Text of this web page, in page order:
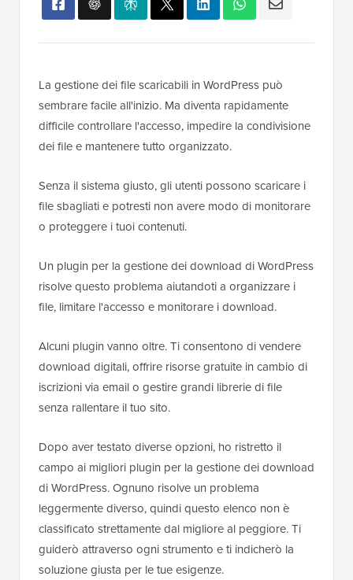
La gestione dei file scaricabili in WordPress può
sembrare facile all'inizio. Ma diventa rapidamente
difficile controllare l'accesso, impedire la condivisione
dei file e mantenere tutto organizzato.
Senza il sistema giusto, gli utenti possono scaricare i
file sbagliati e potresti non avere modo di monitorare
o proteggere i tuoi contenuti.
Un plugin per la gestione dei download di WordPress
risolve questo problema aiutandoti a organizzare i
file, limitare l'accesso e monitorare i download.
Alcuni plugin vanno oltre. Ti consentono di vendere
download digitali, offrire risorse gratuite in cambio di
iscrizioni via email o gestire grandi librerie di file
senza rallentare il tuo sito.
Dopo aver testato diverse opzioni, ho ristretto il
campo ai migliori plugin per la gestione dei download
di WordPress. Ognuno risolve un problema
leggermente diverso, quindi questo elenco non è
classificato strettamente dal migliore al peggiore. Ti
guiderò attraverso ogni strumento e ti indicherò la
soluzione giusta per le tue esigenze.